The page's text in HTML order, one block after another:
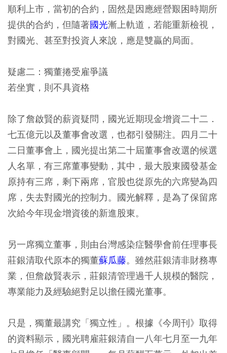
順利上市，當初的合約，固然是因應經營艱困時期所
提供的合約，但隨著國光漸上軌道，若能重新檢視，
對國光、甚至對投資人來說，應是雙贏的局面。
疑慮二：獨董捲受雇爭議
若坐實，則不具資格
除了詹啟賢的薪資疑問，國光近期現金增資二十二．
七五億元以及董事會改選，也都引發關注。四月二十
二日董事會上，國光提出第二十屆董事會改選的候選
人名單，有三席董事變動，其中，最大股東國發基金
原持有三席，剩下兩席，官股也從原先的六席變為四
席，失去對國光的控制力。國光解釋，是為了保留席
次給今年現金增資後的新進股東。
另一席獨立董事，則由台灣感染症醫學會前任理事長
莊銀清取代原本的獨董蘇瓜藤。雖然莊銀清非財務專
業，但詹啟賢表示，莊銀清管理過千人規模的醫院，
專業能力及經驗絕對足以擔任國光董事。
只是，獨董最講究「獨立性」。根據《今周刊》取得
的資料顯示，國光聘雇莊銀清自一八年七月至一九年